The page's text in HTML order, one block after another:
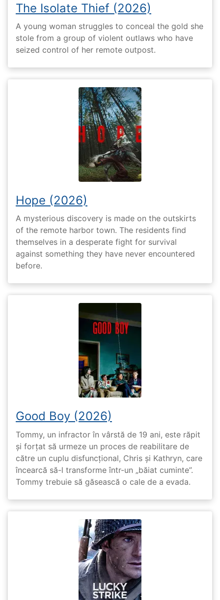
The Isolate Thief (2026)
A young woman struggles to conceal the gold she
stole from a group of violent outlaws who have
seized control of her remote outpost.
Hope (2026)
A mysterious discovery is made on the outskirts
of the remote harbor town. The residents find
themselves in a desperate fight for survival
against something they have never encountered
before.
Good Boy (2026)
Tommy, un infractor în vârstă de 19 ani, este răpit
și forțat să urmeze un proces de reabilitare de
către un cuplu disfuncțional, Chris și Kathryn, care
încearcă să-l transforme într-un „băiat cuminte”.
Tommy trebuie să găsească o cale de a evada.